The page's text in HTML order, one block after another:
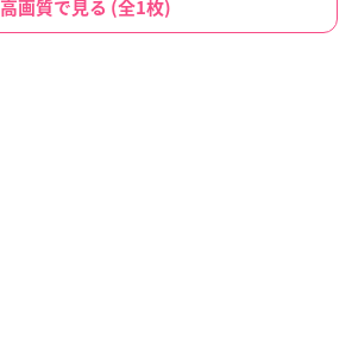
高画質で見る (全1枚)